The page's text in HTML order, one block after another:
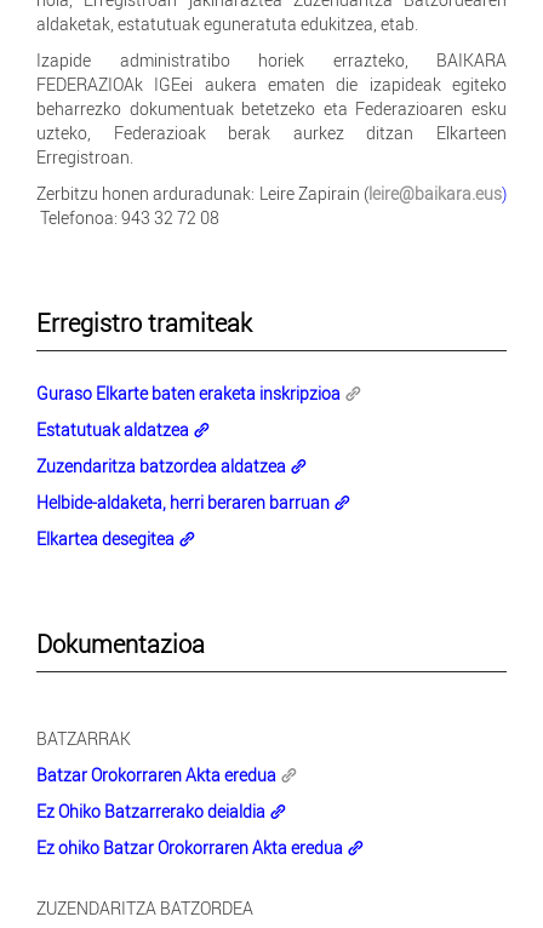
aldaketak, estatutuak eguneratuta edukitzea, etab.
Izapide administratibo horiek errazteko, BAIKARA
FEDERAZIOAk IGEei aukera ematen die izapideak egiteko
beharrezko dokumentuak betetzeko eta Federazioaren esku
uzteko, Federazioak berak aurkez ditzan Elkarteen
Erregistroan.
Zerbitzu honen arduradunak: Leire Zapirain (leire@baikara.eus)
Telefonoa: 943 32 72 08
Erregistro tramiteak
Guraso Elkarte baten eraketa inskripzioa
Estatutuak aldatzea
Zuzendaritza batzordea aldatzea
Helbide-aldaketa, herri beraren barruan
Elkartea desegitea
Dokumentazioa
BATZARRAK
Batzar Orokorraren Akta eredua
Ez Ohiko Batzarrerako deialdia
Ez ohiko Batzar Orokorraren Akta eredua
ZUZENDARITZA BATZORDEA